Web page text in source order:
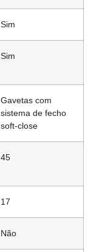
Sim
Sim
Gavetas com
sistema de fecho
soft-close
45
17
Não